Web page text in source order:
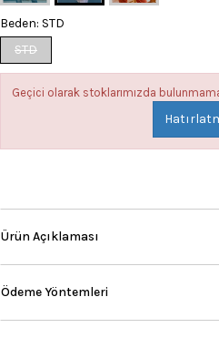
Beden: STD
STD
Geçici olarak stoklarımızda
Ürün Açıklaması
Ödeme Yöntemleri